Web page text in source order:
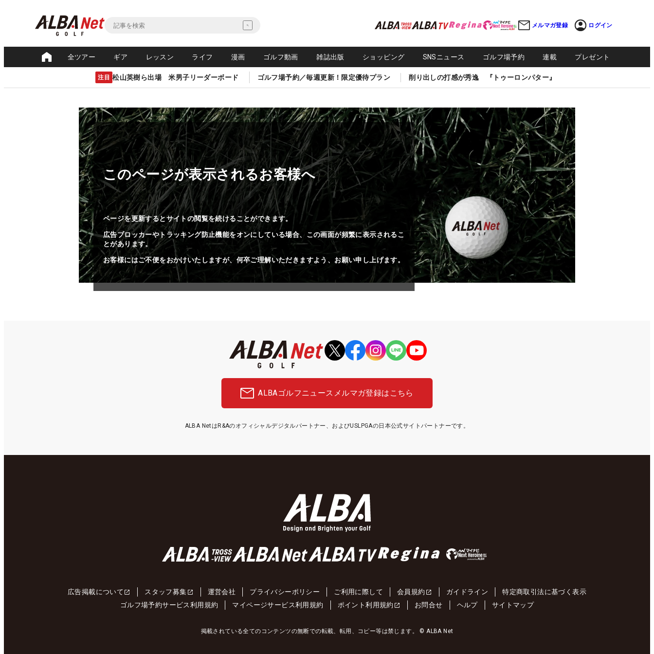
メルマガ登録 ログイン
全ツアー ギア レッスン ライフ 漫画 ゴルフ動画 雑誌出版 ショッピング SNSニュース ゴルフ場予約 連載 プレゼント
注目 松山英樹ら出場 米男子リーダーボード ゴルフ場予約／毎週更新！限定優待プラン 削り出しの打感が秀逸 『トゥーロンパター』
このページが表示されるお客様へ
ページを更新するとサイトの閲覧を続けることができます。
広告ブロッカーやトラッキング防止機能をオンにしている場合、この画面が頻繁に表示されるこ
とがあります。
お客様にはご不便をおかけいたしますが、何卒ご理解いただきますよう、お願い申し上げます。
ALBAゴルフニュース メルマガ登録はこちら
ALBA NetはR&Aのオフィシャルデジタルパートナー、およびUSLPGAの日本公式サイトパートナーです。
広告掲載について スタッフ募集 運営会社 プライバシーポリシー ご利用に際して 会員規約 ガイドライン
特定商取引法に基づく表示
ゴルフ場予約サービス利用規約
マイページサービス利用規約 ポイント利用規約 お問合せ ヘルプ サイトマップ
掲載されている全てのコンテンツの無断での転載、転用、コピー等は禁じます。 © ALBA Net